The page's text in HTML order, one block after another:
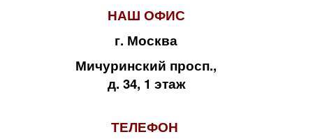
НАШ ОФИС
г. Москва
Мичуринский просп.,
д. 34, 1 этаж
ТЕЛЕФОН